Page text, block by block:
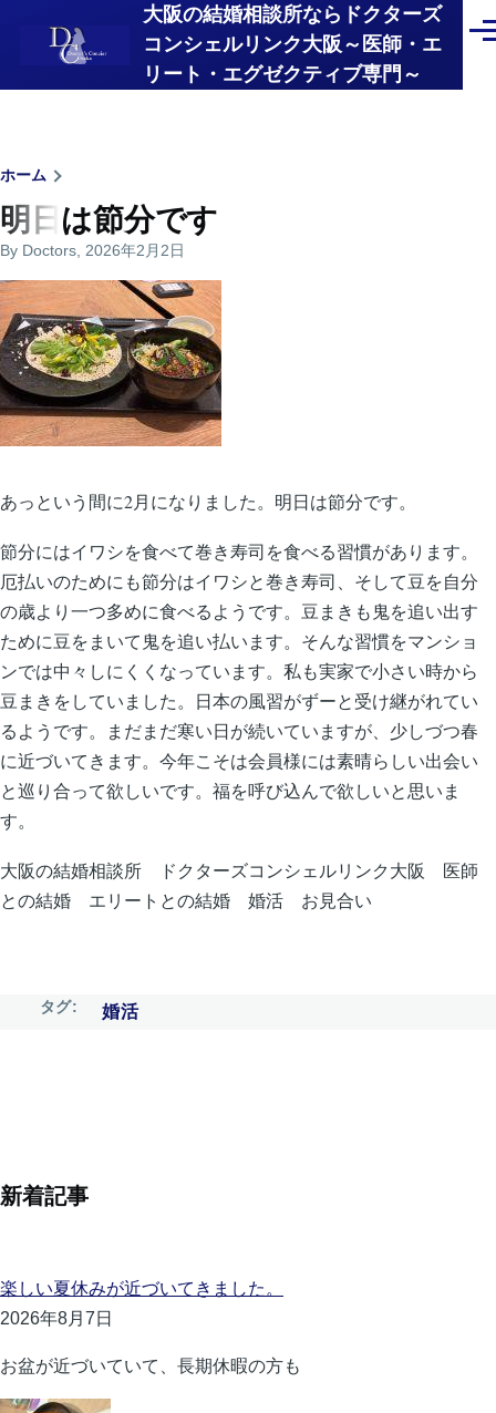
メインコンテンツに移動大阪の結婚相談所ならドクターズ
コンシェルリンク大阪～医師・エ
リート・エグゼクティブ専門～
メ
パ
ン
く
ず
ホーム
明日は節分です
By Doctors , 2026年2月2日
あっという間に2月になりました。明日は節分です。
節分にはイワシを食べて巻き寿司を食べる習慣があります。
厄払いのためにも節分はイワシと巻き寿司、そして豆を自分
の歳より一つ多めに食べるようです。豆まきも鬼を追い出す
ために豆をまいて鬼を追い払います。そんな習慣をマンショ
ンでは中々しにくくなっています。私も実家で小さい時から
豆まきをしていました。日本の風習がずーと受け継がれてい
るようです。まだまだ寒い日が続いていますが、少しづつ春
に近づいてきます。今年こそは会員様には素晴らしい出会い
と巡り合って欲しいです。福を呼び込んで欲しいと思いま
す。
大阪の結婚相談所 ドクターズコンシェルリンク大阪 医師
との結婚 エリートとの結婚 婚活 お見合い
タグ 婚活
新着記事
楽しい夏休みが近づいてきました。
2026年8月7日
お盆が近づいていて、長期休暇の方も